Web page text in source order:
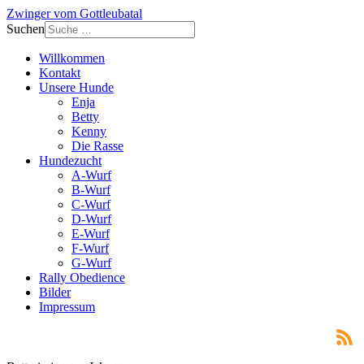
Zwinger vom Gottleubatal
Suchen
Willkommen
Kontakt
Unsere Hunde
Enja
Betty
Kenny
Die Rasse
Hundezucht
A-Wurf
B-Wurf
C-Wurf
D-Wurf
E-Wurf
F-Wurf
G-Wurf
Rally Obedience
Bilder
Impressum